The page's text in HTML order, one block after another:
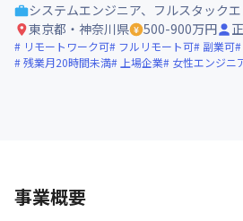
システムエンジニア、フルスタック
東京都・神奈川県
500-900万円
リモートワーク可 フルリモート可 副業可
残業月20時間未満
上場企業 女性エンジニ
事業概要